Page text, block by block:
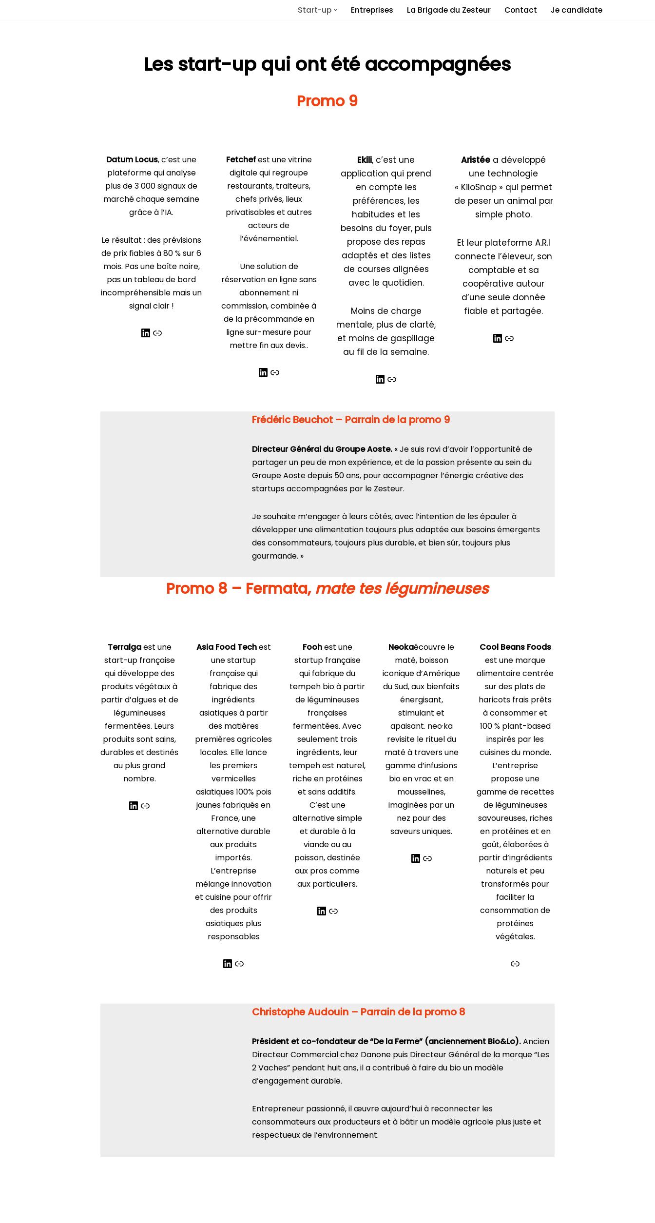
Start-up Entreprises La Brigade du Zesteur Contact Je candidate
Les start-up qui ont été accompagnées
Promo 9
Datum Locus, c’est une
plateforme qui analyse
plus de 3 000 signaux de
marché chaque semaine
grâce à l’IA.
Le résultat : des prévisions
de prix fiables à 80 % sur 6
mois. Pas une boîte noire,
pas un tableau de bord
incompréhensible mais un
signal clair !
Fetchefest une vitrine
digitale qui regroupe
restaurants, traiteurs,
chefs privés, lieux
privatisables et autres
acteurs de
l’événementiel.
Une solution de
réservation en ligne sans
abonnement ni
commission, combinée à
de la précommande en
ligne sur-mesure pour
mettre fin aux devis..
Ekili, c’est une
application qui prend
en compte les
préférences, les
habitudes et les
besoins du foyer, puis
propose des repas
adaptés et des listes
de courses alignées
avec le quotidien.
Moins de charge
mentale, plus de clarté,
et moins de gaspillage
au fil de la semaine.
Aristée a développé
une technologie
« KiloSnap » qui permet
de peser un animal par
simple photo.
Et leur plateforme A.R.I
connecte l’éleveur, son
comptable et sa
coopérative autour
d’une seule donnée
fiable et partagée.
Frédéric Beuchot – Parrain de la promo 9
Directeur Général du Groupe Aoste.« Je suis ravi d’avoir l’opportunité de
partager un peu de mon expérience, et de la passion présente au sein du
Groupe Aoste depuis 50 ans, pour accompagner l’énergie créative des
startups accompagnées par le Zesteur.
Je souhaite m’engager à leurs côtés, avec l’intention de les épauler à
développer une alimentation toujours plus adaptée aux besoins émergents
des consommateurs, toujours plus durable, et bien sûr, toujours plus
gourmande. »
Promo 8 – Fermata, mate tes légumineuses
Terralgaest une
start-up française
qui développe des
produits végétaux à
partir d’algues et de
légumineuses
fermentées. Leurs
produits sont sains,
durables et destinés
au plus grand
nombre.
Asia Food Techest
une startup
française qui
fabrique des
ingrédients
asiatiques à partir
des matières
premières agricoles
locales. Elle lance
les premiers
vermicelles
asiatiques 100% pois
jaunes fabriqués en
France, une
alternative durable
aux produits
importés.
L’entreprise
mélange innovation
et cuisine pour offrir
des produits
asiatiques plus
responsables
Foohest une
startup française
qui fabrique du
tempeh bio à partir
de légumineuses
françaises
fermentées. Avec
seulement trois
ingrédients, leur
tempeh est naturel,
riche en protéines
et sans additifs.
C’est une
alternative simple
et durable à la
viande ou au
poisson, destinée
aux pros comme
aux particuliers.
Neokaécouvre le
maté, boisson
iconique d’Amérique
du Sud, aux bienfaits
énergisant,
stimulant et
apaisant. neo·ka
revisite le rituel du
maté à travers une
gamme d’infusions
bio en vrac et en
mousselines,
imaginées par un
nez pour des
saveurs uniques.
Cool Beans Foods
est une marque
alimentaire centrée
sur des plats de
haricots frais prêts
à consommer et
100 % plant-based
inspirés par les
cuisines du monde.
L’entreprise
propose une
gamme de recettes
de légumineuses
savoureuses, riches
en protéines et en
goût, élaborées à
partir d’ingrédients
naturels et peu
transformés pour
faciliter la
consommation de
protéines
végétales.
Christophe Audouin – Parrain de la promo 8
Président et co-fondateur de “De la Ferme” (anciennement Bio&Lo).Ancien
Directeur Commercial chez Danone puis Directeur Général de la marque “Les
2 Vaches” pendant huit ans, il a contribué à faire du bio un modèle
d’engagement durable.
Entrepreneur passionné, il œuvre aujourd’hui à reconnecter les
consommateurs aux producteurs et à bâtir un modèle agricole plus juste et
respectueux de l’environnement.